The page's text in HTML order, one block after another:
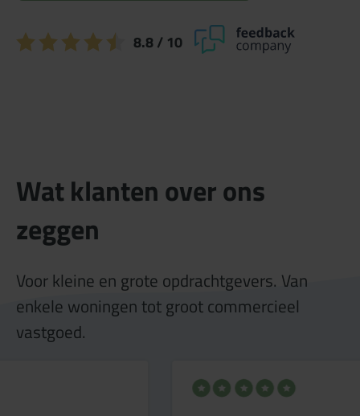
8.8/ 10
Wat klanten over ons
zeggen
Voor kleine en grote opdrachtgevers. Van
enkele woningen tot groot commercieel
vastgoed.